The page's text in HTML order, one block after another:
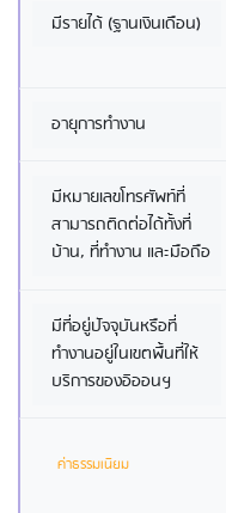
มีรายได้ (ฐานเงินเดือน)
อายุการทำงาน
มีหมายเลขโทรศัพท์ที่
สามารถติดต่อได้ทั้งที่
บ้าน, ที่ทำงาน และมือถือ
มีที่อยู่ปัจจุบันหรือที่
ทำงานอยู่ในเขตพื้นที่ให้
บริการของอิออนฯ
ค่าธรรมเนียม